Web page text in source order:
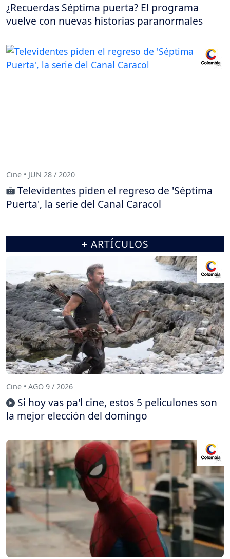
¿Recuerdas Séptima puerta? El programa
vuelve con nuevas historias paranormales
Cine • JUN 28 / 2020
Televidentes piden el regreso de 'Séptima
Puerta', la serie del Canal Caracol
+ ARTÍCULOS
Cine • AGO 9 / 2026
Si hoy vas pa'l cine, estos 5 peliculones son
la mejor elección del domingo